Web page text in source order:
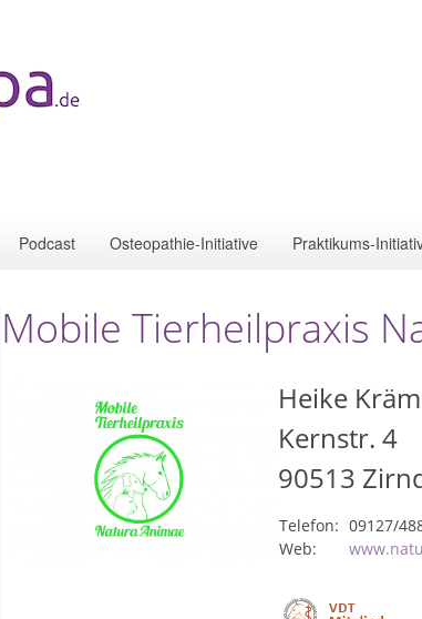
Podcast Osteopathie-Initiative Praktikums-
Mobile Tierheilpraxis
Heike
Kernstr. 4
90513
Telefon: 09127/
Web: